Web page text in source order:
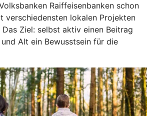
Raiffeisenbanken schon
verschiedensten lokalen Projekten
Ziel: selbst aktiv einen Beitrag
Alt ein Bewusstsein für die